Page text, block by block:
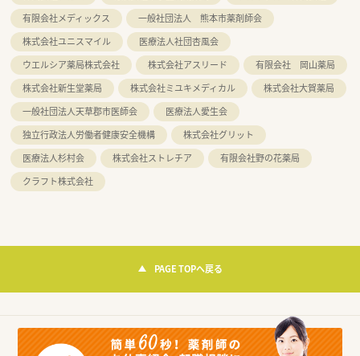
有限会社メディックス
一般社団法人 熊本市薬剤師会
株式会社ユニスマイル
医療法人社団杏風会
ウエルシア薬局株式会社
株式会社アスリード
有限会社 岡山薬局
株式会社新生堂薬局
株式会社ミユキメディカル
株式会社大賀薬局
一般社団法人天草郡市医師会
医療法人愛生会
独立行政法人労働者健康安全機構
株式会社グリット
医療法人杉村会
株式会社ストレチア
有限会社野の花薬局
クラフト株式会社
PAGE TOPへ戻る